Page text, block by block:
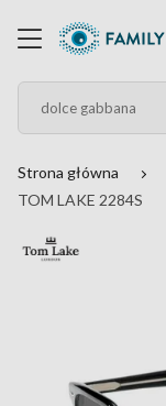
Strona główna
TOM LAKE 2284S